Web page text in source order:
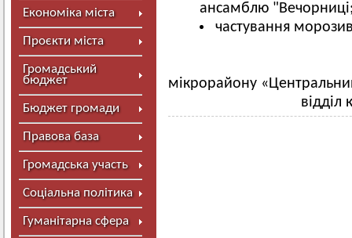
Економіка міста
Проєкти міста
Громадський
бюджет
Бюджет громади
Правова база
Громадська участь
Соціальна політика
Гуманітарна сфера
ансамблю
частування
мікрорайону
відділ